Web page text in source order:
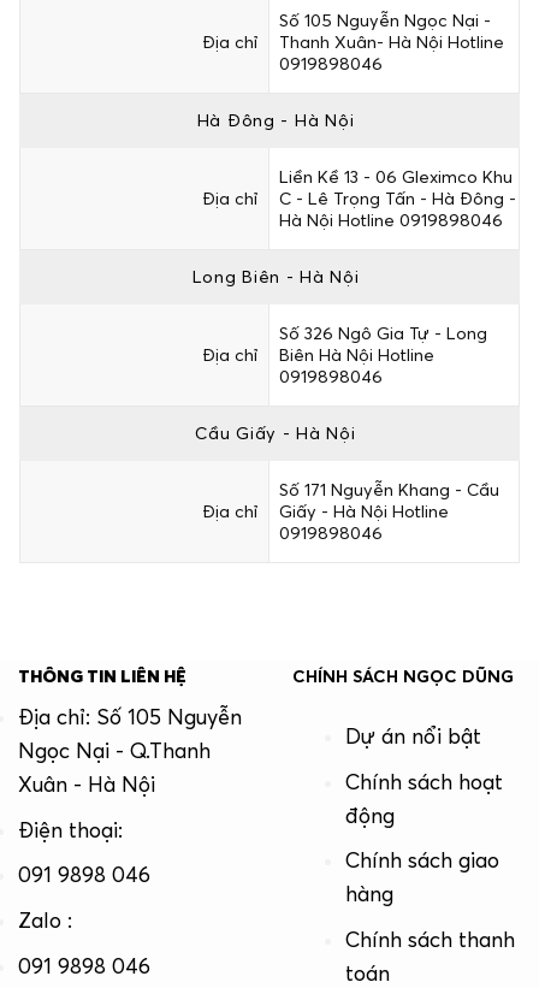
Địa chỉ
Số 105 Nguyễn Ngọc Nại -
Thanh Xuân- Hà Nội Hotline
0919898046
Hà Đông - Hà Nội
Địa chỉ
Liền Kề 13 - 06 Gleximco Khu
C - Lê Trọng Tấn - Hà Đông -
Hà Nội Hotline 0919898046
Long Biên - Hà Nội
Địa chỉ
Số 326 Ngô Gia Tự - Long
Biên Hà Nội Hotline
0919898046
Cầu Giấy - Hà Nội
Địa chỉ
Số 171 Nguyễn Khang - Cầu
Giấy - Hà Nội Hotline
0919898046
THÔNG TIN LIÊN HỆ
Địa chỉ: Số 105 Nguyễn
Ngọc Nại - Q.Thanh
Xuân - Hà Nội
Điện thoại:
091 9898 046
Zalo :
091 9898 046
CHÍNH SÁCH NGỌC DŨNG
Dự án nổi bật
Chính sách hoạt
động
Chính sách giao
hàng
Chính sách thanh
toán